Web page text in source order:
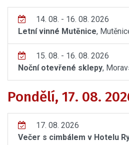
14. 08. - 16. 08. 2026
Letní vinné Mutěnice,
15. 08. - 16. 08. 2026
Noční otevřené sklepy,
Pondělí, 17. 08.
17. 08. 2026
Večer s cimbálem v Hotelu